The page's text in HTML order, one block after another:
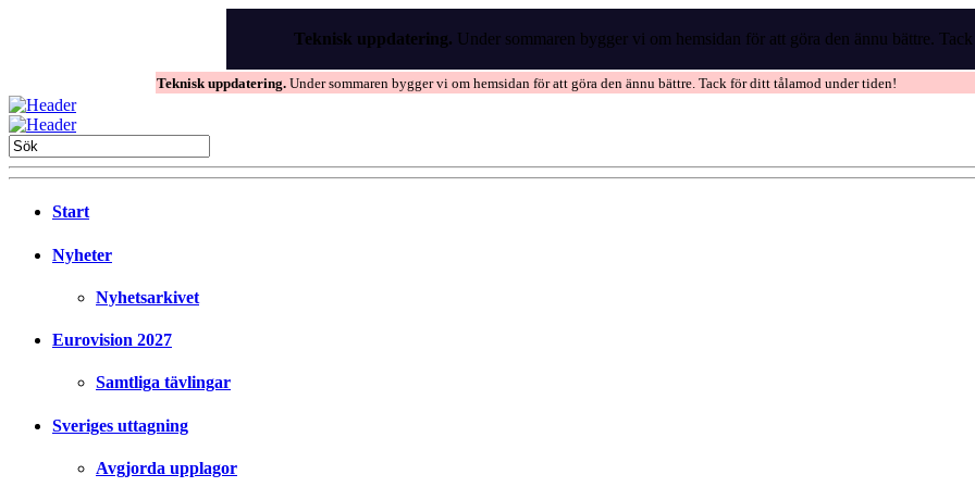
Teknisk uppdatering. Under sommaren bygger vi om hemsidan för att göra den ännu bättre.
Teknisk uppdatering. Under sommaren bygger vi om hemsidan för att göra den ännu bättre. Tack för ditt tålamod under tiden!
Start
Nyheter
Nyhetsarkivet
Eurovision 2027
Samtliga tävlingar
Sveriges uttagning
Avgjorda upplagor